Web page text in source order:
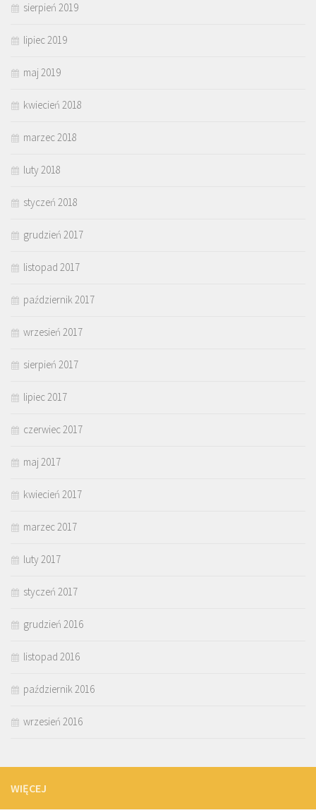
sierpień 2019
lipiec 2019
maj 2019
kwiecień 2018
marzec 2018
luty 2018
styczeń 2018
grudzień 2017
listopad 2017
październik 2017
wrzesień 2017
sierpień 2017
lipiec 2017
czerwiec 2017
maj 2017
kwiecień 2017
marzec 2017
luty 2017
styczeń 2017
grudzień 2016
listopad 2016
październik 2016
wrzesień 2016
WIĘCEJ